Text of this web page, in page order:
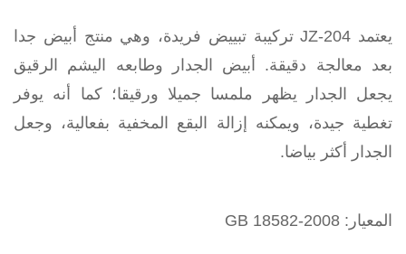
يعتمد JZ-204 تركيبة تبييض فريدة، وهي منتج أبيض جدا
بعد معالجة دقيقة. أبيض الجدار وطابعه اليشم الرقيق
يجعل الجدار يظهر ملمسا جميلا ورقيقا؛ كما أنه يوفر
تغطية جيدة، ويمكنه إزالة البقع المخفية بفعالية، وجعل
الجدار أكثر بياضا.
المعيار: GB 18582-2008